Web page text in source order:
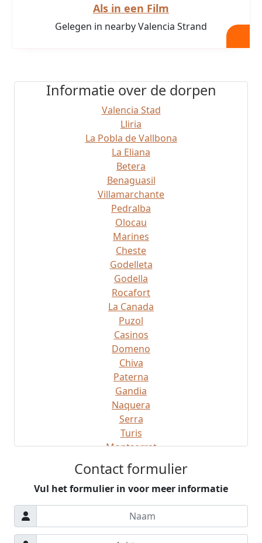
Als in een Film
Gelegen in nearby Valencia Strand
Informatie over de dorpen
Valencia Stad
Lliria
La Pobla de Vallbona
La Eliana
Betera
Benaguasil
Villamarchante
Pedralba
Olocau
Marines
Cheste
Godelleta
Godella
Rocafort
La Canada
Puzol
Casinos
Domeno
Chiva
Paterna
Gandia
Naquera
Serra
Turis
Montserrat
Montroy
Gatova
Ribaroja
Manises
Sagunto
Gilet
Contact formulier
Vul het formulier in voor meer informatie